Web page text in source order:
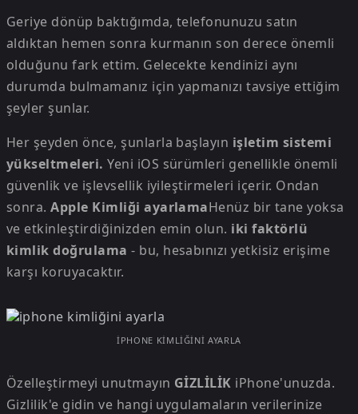
Geriye dönüp baktığımda, telefonunuzu satın
aldıktan hemen sonra kurmanın son derece önemli
olduğunu fark ettim. Gelecekte kendinizi aynı
durumda bulmamanız için yapmanızı tavsiye ettiğim
şeyler şunlar.
Her şeyden önce, şunlarla başlayın işletim sistemi
yükseltmeleri. Yeni iOS sürümleri genellikle önemli
güvenlik ve işlevsellik iyileştirmeleri içerir. Ondan
sonra.Apple Kimliği ayarlamaHenüz bir tane yoksa
ve etkinleştirdiğinizden emin olun. iki faktörlü
kimlik doğrulama - bu, hesabınızı yetkisiz erişime
karşı koruyacaktır.
IPHONE KIMLIĞINI AYARLA
Özelleştirmeyi unutmayın GİZLİLİK iPhone'unuzda.
Gizlilik'e gidin ve hangi uygulamaların verilerinize